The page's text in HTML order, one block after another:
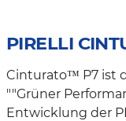
PIRELLI
Cinturato™ P7 ist
""Grüner
Entwicklung der